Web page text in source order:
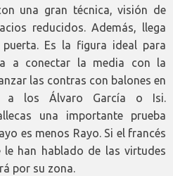
una gran técnica, visión de
reducidos. Además, llega
Es la figura ideal para
a conectar la media con la
las contras con balones en
a los Álvaro García o Isi.
una importante prueba
es menos Rayo. Si el francés
han hablado de las virtudes
por su zona.